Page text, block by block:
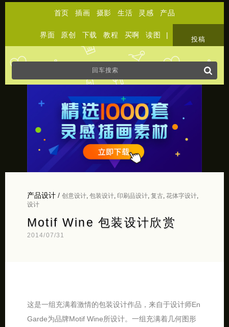
首页 插画 摄影 生活 灵感 产品
界面 原创 下载 教程 买啊 读图 |
投稿
产品设计/ 创意设计, 包装设计, 印刷品设计, 复古, 花体字设计,
设计
Motif Wine 包装设计欣赏
2014/07/31
这是一组充满着激情的包装设计作品，来自于设计师En
Garde为品牌Motif Wine所设计。一组充满着几何图形